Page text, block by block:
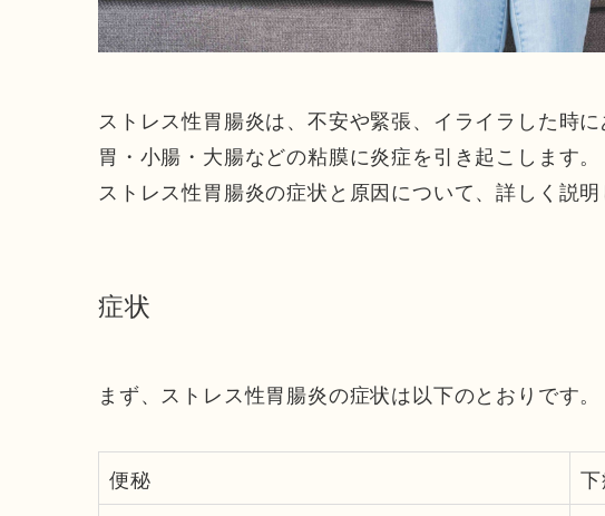
ストレス性胃腸炎は、不安や緊張、イライラした時に
胃・小腸・大腸などの粘膜に炎症を引き起こします。
ストレス性胃腸炎の症状と原因について、詳しく説明
症状
まず、ストレス性胃腸炎の症状は以下のとおりです。
便秘